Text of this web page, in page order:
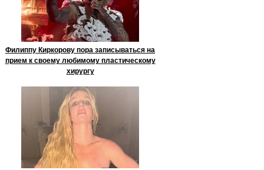
Филиппу Киркорову пора записываться на
прием к своему любимому пластическому
хирургу